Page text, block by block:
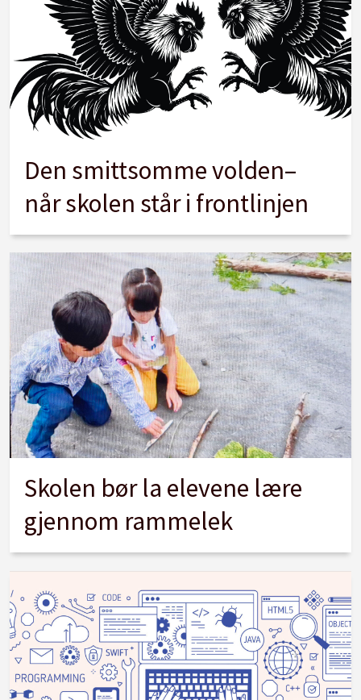
Den smittsomme volden–
når skolen står i frontlinjen
Skolen bør la elevene lære
gjennom rammelek